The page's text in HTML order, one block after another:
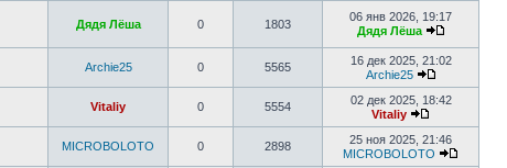
Дядя Лёша 0 1803
06 янв 2026, 19:17
Дядя Лёша
Archie25 0 5565
16 дек 2025, 21:02
Archie25
Vitaliy 0 5554
02 дек 2025, 18:42
Vitaliy
MICROBOLOTO 0 2898
25 ноя 2025, 21:46
MICROBOLOTO